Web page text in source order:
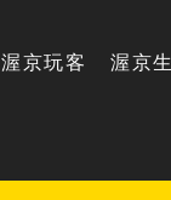
渥京玩客 渥京